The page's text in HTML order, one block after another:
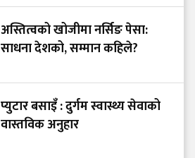
अस्तित्वको खोजीमा नर्सिङ पेसा:
साधना देशको, सम्मान कहिले?
प्युटार बसाइँ : दुर्गम स्वास्थ्य सेवाको
वास्तविक अनुहार